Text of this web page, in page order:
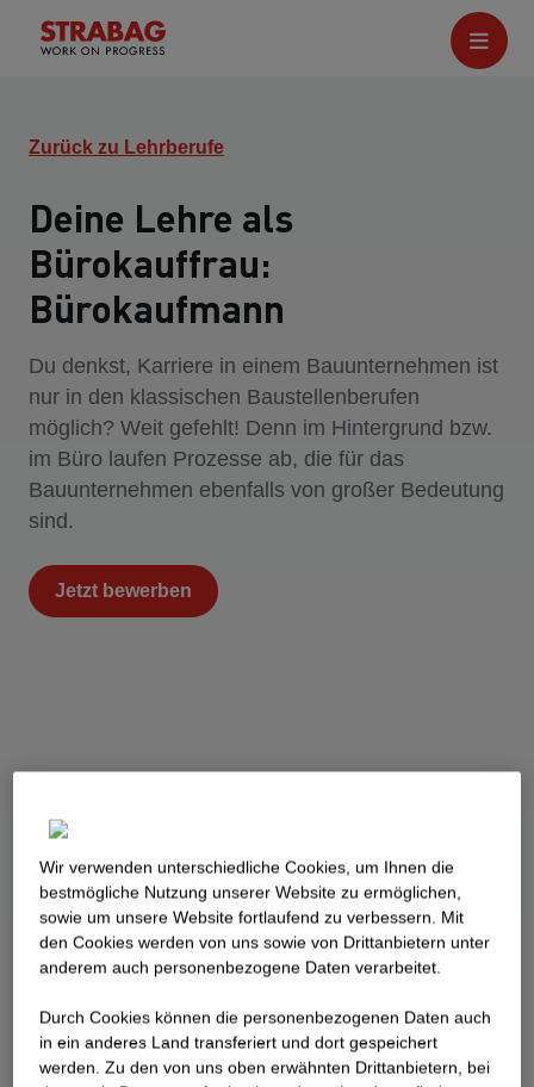
Zurück zu Lehrberufe
Deine Lehre als
Bürokauffrau:
Bürokaufmann
Du denkst, Karriere in einem Bauunternehmen ist
nur in den klassischen Baustellenberufen
möglich? Weit gefehlt! Denn im Hintergrund bzw.
im Büro laufen Prozesse ab, die für das
Bauunternehmen ebenfalls von großer Bedeutung
sind.
Jetzt bewerben
Wir verwenden unterschiedliche Cookies, um Ihnen die
best­mögliche Nutzung unserer Website zu ermöglichen,
sowie um unsere Website fortlaufend zu verbessern. Mit
den Cookies werden von uns sowie von Drittanbietern unter
anderem auch personenbezogene Daten verarbeitet.
Durch Cookies können die personenbezogenen Daten auch
in ein anderes Land transferiert und dort gespeichert
werden. Zu den von uns oben erwähnten Drittanbietern, bei